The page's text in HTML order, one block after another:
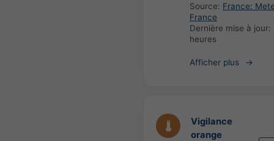
Source: France:
France
Dernière mise à jour:
heures
Afficher plus
Vigilance
orange